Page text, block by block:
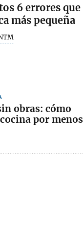
6 errores
más pequeña
obras: cómo
por